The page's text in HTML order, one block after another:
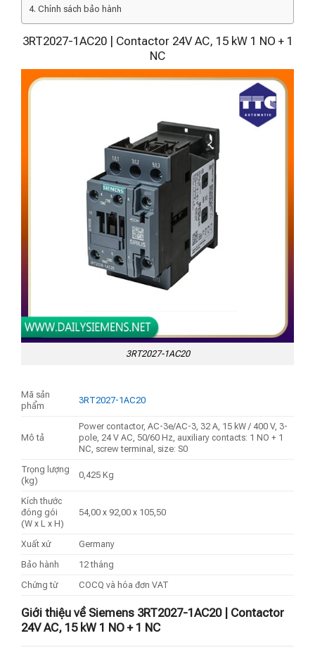
Chính sách bảo hành
3RT2027-1AC20 | Contactor 24V AC, 15 kW 1 NO + 1
NC
3RT2027-1AC20
Mã sản
phẩm
3RT2027-1AC20
Mô tả
Power contactor, AC-3e/AC-3, 32 A, 15 kW / 400 V, 3-
pole, 24 V AC, 50/60 Hz, auxiliary contacts: 1 NO + 1
NC, screw terminal, size: S0
Trọng lượng
(kg)
0,425 Kg
Kích thước
đóng gói
(W x L x H)
54,00 x 92,00 x 105,50
Xuất xứ
Germany
Bảo hành
12 tháng
Chứng từ
COCQ và hóa đơn VAT
Giới thiệu về Siemens 3RT2027-1AC20 | Contactor
24V AC, 15 kW 1 NO + 1 NC